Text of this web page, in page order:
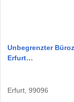
Unbegrenzter
Erfurt…
Erfurt, 99096